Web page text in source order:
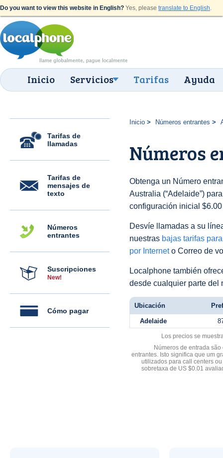
Do you want to view this website in English? Yes, please translate to English.
Inicio Servicios Tarifas Ayuda
Tarifas de
llamadas
Tarifas de
mensajes de
texto
Números
entrantes
Suscripciones
New!
Cómo pagar
Inicio Números entrantes
Números
Obtenga un Número
Australia (“Adelaide”)
configuración inicial
Desvíe llamadas a su
nuestras bajas tarifas
por Interneto Correo de
Localphone también
desde cualquier parte del
Ubicación
Adelaide
Los precios se
Números de entrada
entrantes. Isto significa que um
utilizados para call centers
sobretaxa de US $0.01